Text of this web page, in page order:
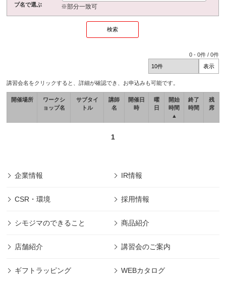
プ名で選ぶ
※部分一致可
0 -0件 /0件
講習会名をクリックすると、詳細が確認でき、お申込みも可能です。
開催場所
ワークシ
ョップ名
サブタイ
トル
講師
名
開催日
時
曜
日
開始
時間
▲
終了
時間
残
席
1
企業情報 IR情報
CSR・環境 採用情報
シモジマのできること 商品紹介
店舗紹介 講習会のご案内
ギフトラッピング WEBカタログ